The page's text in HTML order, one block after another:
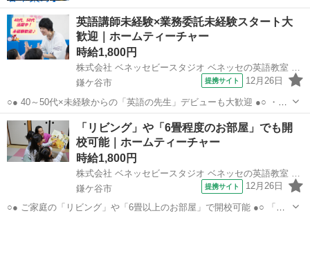
英語講師未経験×業務委託未経験スタート大
歓迎｜ホームティーチャー
時給1,800円
株式会社 ベネッセビースタジオ ベネッセの英語教室 BE studio
鎌ケ谷市
提携サイト 12月26日
○● 40～50代×未経験からの「英語の先生」デビューも大歓迎 ●○ ・育
児やWワークとの両立OK ご家庭の都合に応じて、週1日～開校日な
ども調整可能です。 ・開校以降は教室運営へ専念できる環境づくりも
お手伝い！ ※開校...
千葉 鎌ケ谷市 その他
「リビング」や「6畳程度のお部屋」でも開
校可能｜ホームティーチャー
時給1,800円
鎌ケ谷市
提携サイト 12月26日
○● ご家庭の「リビング」や「6畳以上のお部屋」で開校可能 ●○ 「そ